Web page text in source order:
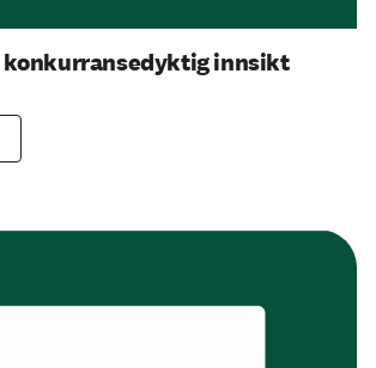
konkurransedyktig innsikt